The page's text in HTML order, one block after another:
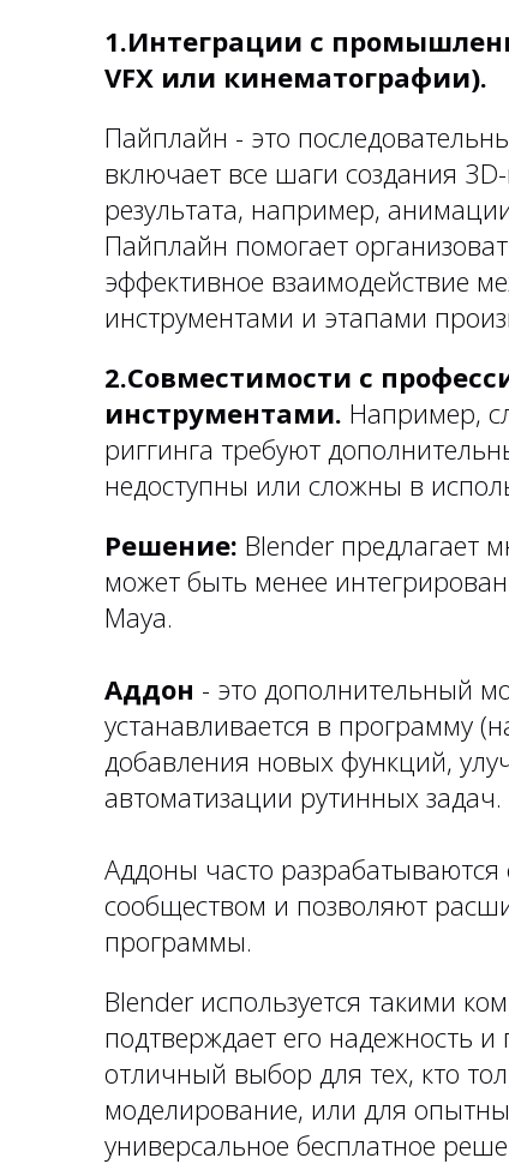
1.Интеграции с
VFX или кинематографии).
Пайплайн - это
включает все шаги создания
результата, например,
Пайплайн помогает
эффективное взаимодействие
инструментами и этапами
2.Совместимости с
инструментами. Например,
риггинга требуют
недоступны или сложны в
Решение: Blender предлагает
может быть менее
Maya.
Аддон - это дополнительный
устанавливается в программу
добавления новых функций,
автоматизации рутинных задач.
Аддоны часто
сообществом и позволяют
программы.
Blender используется такими
подтверждает его надежность
отличный выбор для тех, кто
моделирование, или для
универсальное бесплатное